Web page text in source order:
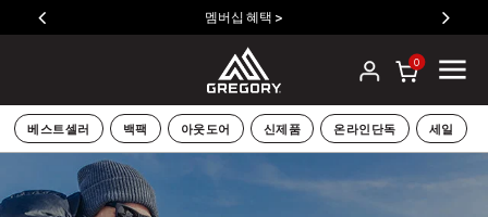
멤버십 혜택 >
0
베스트셀러 백팩 아웃도어 신제품 온라인단독 세일